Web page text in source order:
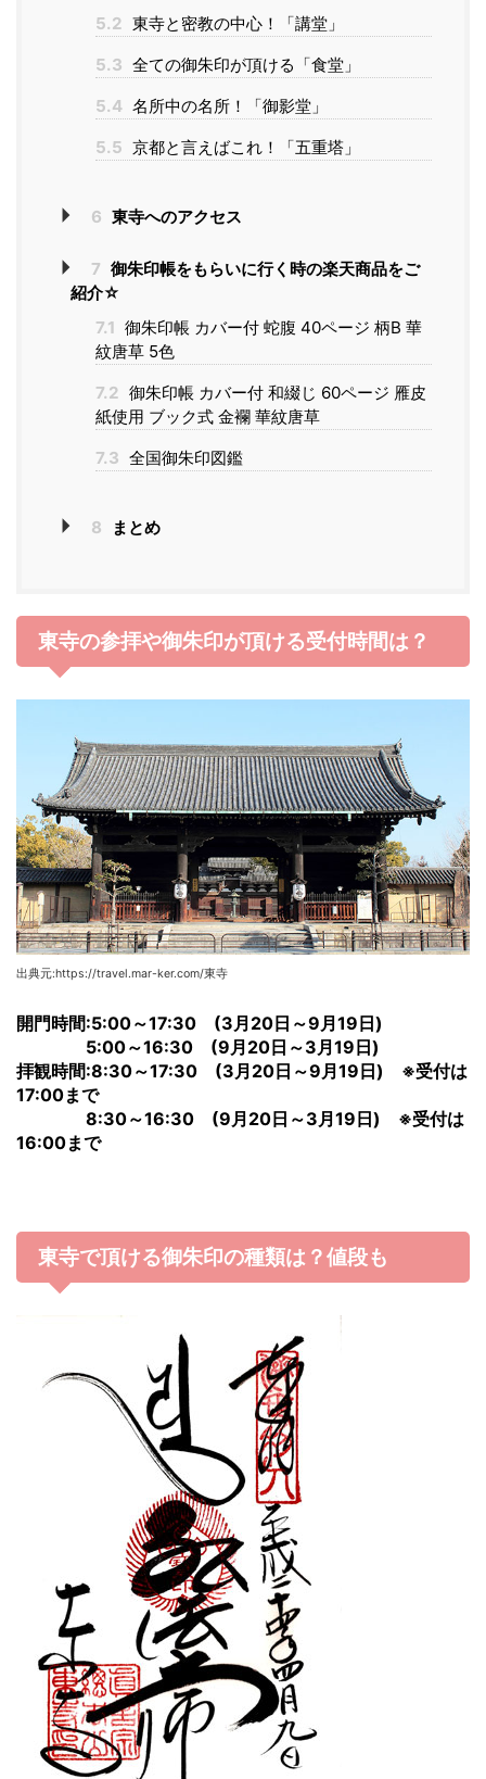
5.2 東寺と密教の中心！「講堂」
5.3 全ての御朱印が頂ける「食堂」
5.4 名所中の名所！「御影堂」
5.5 京都と言えばこれ！「五重塔」
6 東寺へのアクセス
7 御朱印帳をもらいに行く時の楽天商品をご
紹介☆
7.1 御朱印帳 カバー付 蛇腹 40ページ 柄B 華
紋唐草 5色
7.2 御朱印帳 カバー付 和綴じ 60ページ 雁皮
紙使用 ブック式 金襴 華紋唐草
7.3 全国御朱印図鑑
8 まとめ
東寺の参拝や御朱印が頂ける受付時間は？
出典元:https://travel.mar-ker.com/東寺
開門時間:5:00～17:30 (3月20日～9月19日)
5:00～16:30 (9月20日～3月19日)
拝観時間:8:30～17:30 (3月20日～9月19日) ※受付は
17:00まで
8:30～16:30 (9月20日～3月19日) ※受付は
16:00まで
東寺で頂ける御朱印の種類は？値段も